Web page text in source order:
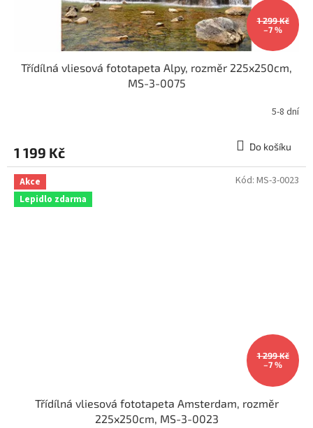
1 299 Kč
–7 %
Třídílná vliesová fototapeta Alpy, rozměr 225x250cm,
MS-3-0075
5-8 dní
1 199 Kč Do košíku
Akce
Lepidlo zdarma
1 299 Kč
–7 %
Třídílná vliesová fototapeta Amsterdam, rozměr
225x250cm, MS-3-0023
Kód: MS-3-0023